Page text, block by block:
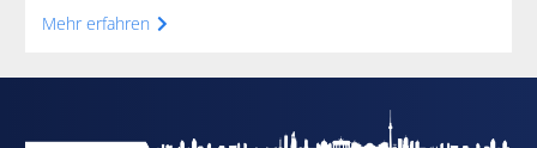
Mehr erfahren